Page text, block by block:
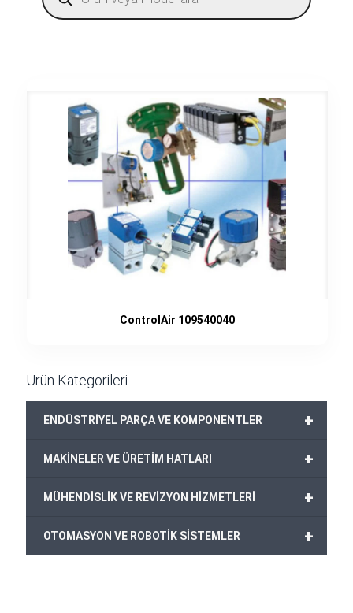
ControlAir 109540040
Ürün Kategorileri
+
ENDÜSTRİYEL PARÇA VE KOMPONENTLER
+
MAKİNELER VE ÜRETİM HATLARI
+
MÜHENDİSLİK VE REVİZYON HİZMETLERİ
+
OTOMASYON VE ROBOTİK SİSTEMLER